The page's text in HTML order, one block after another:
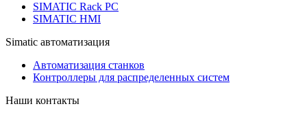
SIMATIC Rack PC
SIMATIC HMI
Simatic автоматизация
Автоматизация станков
Контроллеры для распределенных систем
Наши контакты